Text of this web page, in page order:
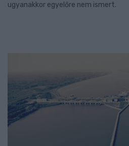
ugyanakkor egyelőre nem ismert.